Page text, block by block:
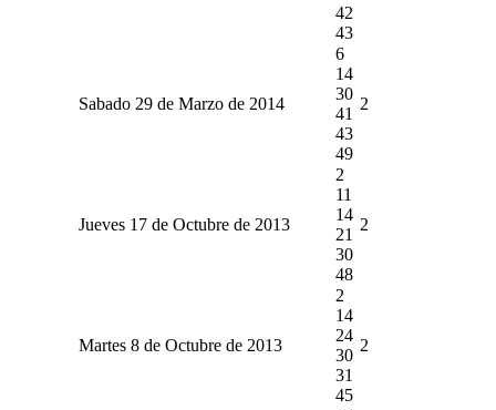
42
43
Sabado 29 de Marzo de 2014
6
14
30
41
43
49
2
Jueves 17 de Octubre de 2013
2
11
14
21
30
48
2
Martes 8 de Octubre de 2013
2
14
24
30
31
45
2